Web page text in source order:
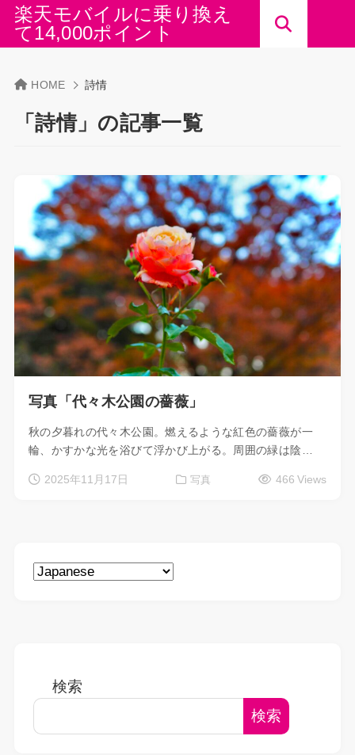
楽天モバイルに乗り換え
て14,000ポイント
HOME 詩情
「詩情」の記事一覧
写真「代々木公園の薔薇」
秋の夕暮れの代々木公園。燃えるような紅色の薔薇が一
輪、かすかな光を浴びて浮かび上がる。周囲の緑は陰…
2025年11月17日 写真 466 Views
検索
検索